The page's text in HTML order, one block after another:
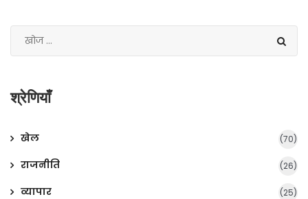
श्रेणियाँ
खेल (70)
राजनीति (26)
व्यापार (25)